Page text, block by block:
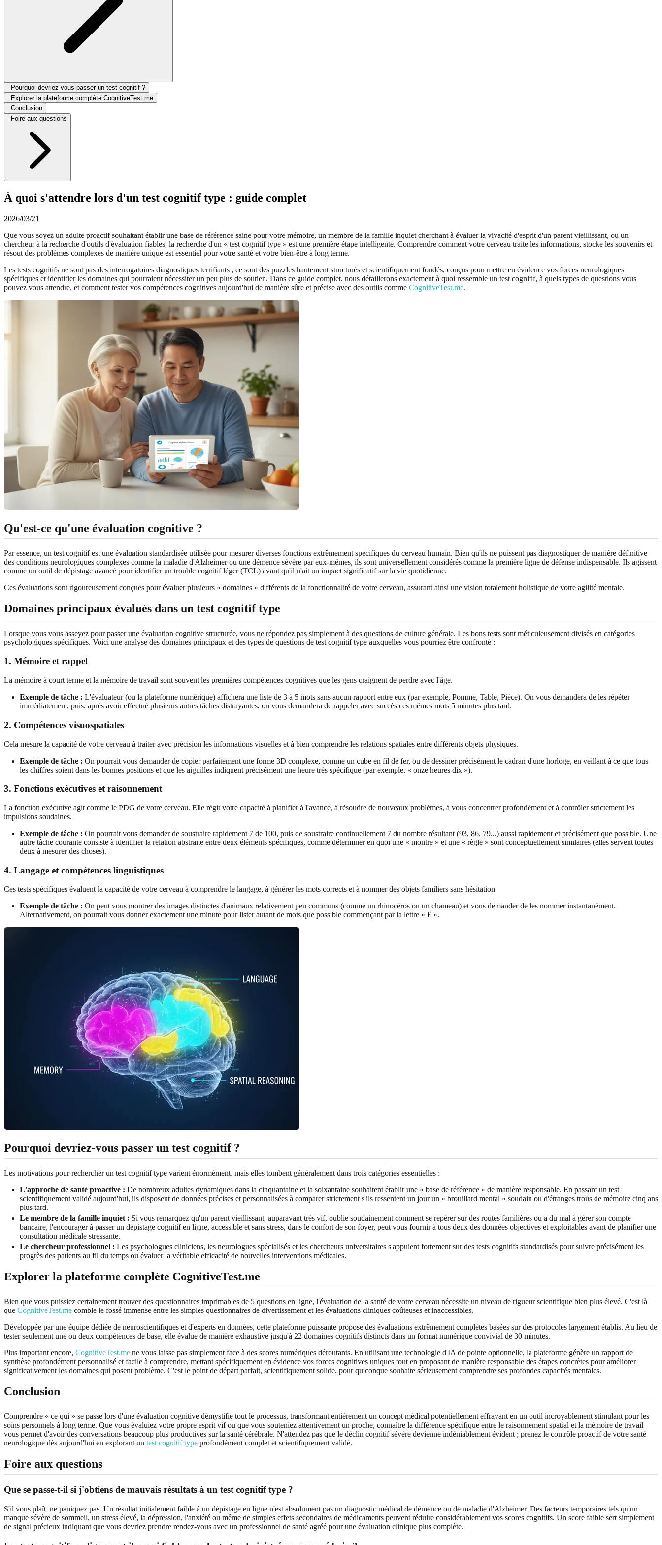
Pourquoi devriez-vous passer un test cognitif ?
Explorer la plateforme complète CognitiveTest.me
Conclusion
Foire aux questions
À quoi s'attendre lors d'un test cognitif type : guide complet
2026/03/21
Que vous soyez un adulte proactif souhaitant établir une base de référence saine pour votre mémoire, un membre de la famille inquiet cherchant à évaluer la vivacité d'esprit d'un parent vieillissant, ou un
chercheur à la recherche d'outils d'évaluation fiables, la recherche d'un « test cognitif type » est une première étape intelligente. Comprendre comment votre cerveau traite les informations, stocke les souvenirs et
résout des problèmes complexes de manière unique est essentiel pour votre santé et votre bien-être à long terme.
Les tests cognitifs ne sont pas des interrogatoires diagnostiques terrifiants ; ce sont des puzzles hautement structurés et scientifiquement fondés, conçus pour mettre en évidence vos forces neurologiques
spécifiques et identifier les domaines qui pourraient nécessiter un peu plus de soutien. Dans ce guide complet, nous détaillerons exactement à quoi ressemble un test cognitif, à quels types de questions vous
pouvez vous attendre, et comment tester vos compétences cognitives aujourd'hui de manière sûre et précise avec des outils comme CognitiveTest.me.
Qu'est-ce qu'une évaluation cognitive ?
Par essence, un test cognitif est une évaluation standardisée utilisée pour mesurer diverses fonctions extrêmement spécifiques du cerveau humain. Bien qu'ils ne puissent pas diagnostiquer de manière définitive
des conditions neurologiques complexes comme la maladie d'Alzheimer ou une démence sévère par eux-mêmes, ils sont universellement considérés comme la première ligne de défense indispensable. Ils agissent
comme un outil de dépistage avancé pour identifier un trouble cognitif léger (TCL) avant qu'il n'ait un impact significatif sur la vie quotidienne.
Ces évaluations sont rigoureusement conçues pour évaluer plusieurs « domaines » différents de la fonctionnalité de votre cerveau, assurant ainsi une vision totalement holistique de votre agilité mentale.
Domaines principaux évalués dans un test cognitif type
Lorsque vous vous asseyez pour passer une évaluation cognitive structurée, vous ne répondez pas simplement à des questions de culture générale. Les bons tests sont méticuleusement divisés en catégories
psychologiques spécifiques. Voici une analyse des domaines principaux et des types de questions de test cognitif type auxquelles vous pourriez être confronté :
1. Mémoire et rappel
La mémoire à court terme et la mémoire de travail sont souvent les premières compétences cognitives que les gens craignent de perdre avec l'âge.
Exemple de tâche : L'évaluateur (ou la plateforme numérique) affichera une liste de 3 à 5 mots sans aucun rapport entre eux (par exemple, Pomme, Table, Pièce). On vous demandera de les répéter
immédiatement, puis, après avoir effectué plusieurs autres tâches distrayantes, on vous demandera de rappeler avec succès ces mêmes mots 5 minutes plus tard.
2. Compétences visuospatiales
Cela mesure la capacité de votre cerveau à traiter avec précision les informations visuelles et à bien comprendre les relations spatiales entre différents objets physiques.
Exemple de tâche : On pourrait vous demander de copier parfaitement une forme 3D complexe, comme un cube en fil de fer, ou de dessiner précisément le cadran d'une horloge, en veillant à ce que tous
les chiffres soient dans les bonnes positions et que les aiguilles indiquent précisément une heure très spécifique (par exemple, « onze heures dix »).
3. Fonctions exécutives et raisonnement
La fonction exécutive agit comme le PDG de votre cerveau. Elle régit votre capacité à planifier à l'avance, à résoudre de nouveaux problèmes, à vous concentrer profondément et à contrôler strictement les
impulsions soudaines.
Exemple de tâche : On pourrait vous demander de soustraire rapidement 7 de 100, puis de soustraire continuellement 7 du nombre résultant (93, 86, 79...) aussi rapidement et précisément que possible. Une
autre tâche courante consiste à identifier la relation abstraite entre deux éléments spécifiques, comme déterminer en quoi une « montre » et une « règle » sont conceptuellement similaires (elles servent toutes
deux à mesurer des choses).
4. Langage et compétences linguistiques
Ces tests spécifiques évaluent la capacité de votre cerveau à comprendre le langage, à générer les mots corrects et à nommer des objets familiers sans hésitation.
Exemple de tâche : On peut vous montrer des images distinctes d'animaux relativement peu communs (comme un rhinocéros ou un chameau) et vous demander de les nommer instantanément.
Alternativement, on pourrait vous donner exactement une minute pour lister autant de mots que possible commençant par la lettre « F ».
Pourquoi devriez-vous passer un test cognitif ?
Les motivations pour rechercher un test cognitif type varient énormément, mais elles tombent généralement dans trois catégories essentielles :
L'approche de santé proactive : De nombreux adultes dynamiques dans la cinquantaine et la soixantaine souhaitent établir une « base de référence » de manière responsable. En passant un test
scientifiquement validé aujourd'hui, ils disposent de données précises et personnalisées à comparer strictement s'ils ressentent un jour un « brouillard mental » soudain ou d'étranges trous de mémoire cinq ans
plus tard.
Le membre de la famille inquiet : Si vous remarquez qu'un parent vieillissant, auparavant très vif, oublie soudainement comment se repérer sur des routes familières ou a du mal à gérer son compte
bancaire, l'encourager à passer un dépistage cognitif en ligne, accessible et sans stress, dans le confort de son foyer, peut vous fournir à tous deux des données objectives et exploitables avant de planifier une
consultation médicale stressante.
Le chercheur professionnel : Les psychologues cliniciens, les neurologues spécialisés et les chercheurs universitaires s'appuient fortement sur des tests cognitifs standardisés pour suivre précisément les
progrès des patients au fil du temps ou évaluer la véritable efficacité de nouvelles interventions médicales.
Explorer la plateforme complète CognitiveTest.me
Bien que vous puissiez certainement trouver des questionnaires imprimables de 5 questions en ligne, l'évaluation de la santé de votre cerveau nécessite un niveau de rigueur scientifique bien plus élevé. C'est là
que CognitiveTest.me comble le fossé immense entre les simples questionnaires de divertissement et les évaluations cliniques coûteuses et inaccessibles.
Développée par une équipe dédiée de neuroscientifiques et d'experts en données, cette plateforme puissante propose des évaluations extrêmement complètes basées sur des protocoles largement établis. Au lieu de
tester seulement une ou deux compétences de base, elle évalue de manière exhaustive jusqu'à 22 domaines cognitifs distincts dans un format numérique convivial de 30 minutes.
Plus important encore, CognitiveTest.me ne vous laisse pas simplement face à des scores numériques déroutants. En utilisant une technologie d'IA de pointe optionnelle, la plateforme génère un rapport de
synthèse profondément personnalisé et facile à comprendre, mettant spécifiquement en évidence vos forces cognitives uniques tout en proposant de manière responsable des étapes concrètes pour améliorer
significativement les domaines qui posent problème. C'est le point de départ parfait, scientifiquement solide, pour quiconque souhaite sérieusement comprendre ses profondes capacités mentales.
Conclusion
Comprendre « ce qui » se passe lors d'une évaluation cognitive démystifie tout le processus, transformant entièrement un concept médical potentiellement effrayant en un outil incroyablement stimulant pour les
soins personnels à long terme. Que vous évaluiez votre propre esprit vif ou que vous souteniez attentivement un proche, connaître la différence spécifique entre le raisonnement spatial et la mémoire de travail
vous permet d'avoir des conversations beaucoup plus productives sur la santé cérébrale. N'attendez pas que le déclin cognitif sévère devienne indéniablement évident ; prenez le contrôle proactif de votre santé
neurologique dès aujourd'hui en explorant un test cognitif type profondément complet et scientifiquement validé.
Foire aux questions
Que se passe-t-il si j'obtiens de mauvais résultats à un test cognitif type ?
S'il vous plaît, ne paniquez pas. Un résultat initialement faible à un dépistage en ligne n'est absolument pas un diagnostic médical de démence ou de maladie d'Alzheimer. Des facteurs temporaires tels qu'un
manque sévère de sommeil, un stress élevé, la dépression, l'anxiété ou même de simples effets secondaires de médicaments peuvent réduire considérablement vos scores cognitifs. Un score faible sert simplement
de signal précieux indiquant que vous devriez prendre rendez-vous avec un professionnel de santé agréé pour une évaluation clinique plus complète.